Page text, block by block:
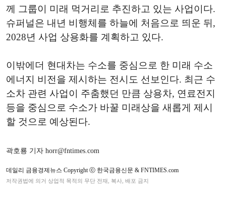
께 그룹이 미래 먹거리로 추진하고 있는 사업이다.
슈퍼널은 내년 비행체를 하늘에 처음으로 띄운 뒤,
2028년 사업 상용화를 계획하고 있다.
이밖에더 현대차는 수소를 중심으로 한 미래 수소
에너지 비전을 제시하는 전시도 선보인다. 최근 수
소차 관련 사업이 주춤했던 만큼 상용차, 연료전지
등을 중심으로 수소가 바꿀 미래상을 새롭게 제시
할 것으로 예상된다.
곽호룡 기자 horr@fntimes.com
데일리 금융경제뉴스 Copyright ⓒ 한국금융신문 & FNTIMES.com
저작권법에 의거 상업적 목적의 무단 전재, 복사, 배포 금지